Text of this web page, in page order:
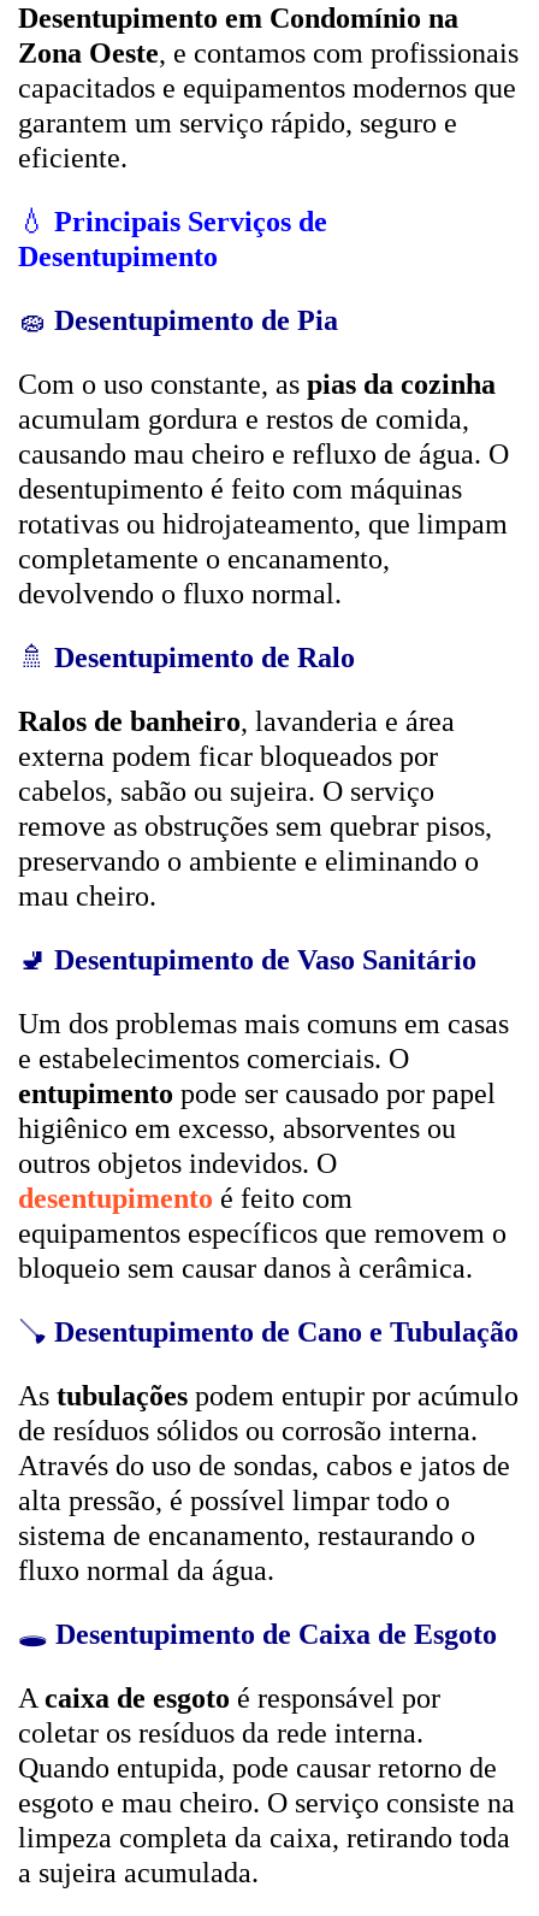
Desentupimento em Condomínio na
Zona Oeste, e contamos com profissionais
capacitados e equipamentos modernos que
garantem um serviço rápido, seguro e
eficiente.
💧 Principais Serviços de
Desentupimento
🧽 Desentupimento de Pia
Com o uso constante, as pias da cozinha
acumulam gordura e restos de comida,
causando mau cheiro e refluxo de água. O
desentupimento é feito com máquinas
rotativas ou hidrojateamento, que limpam
completamente o encanamento,
devolvendo o fluxo normal.
🚿 Desentupimento de Ralo
Ralos de banheiro, lavanderia e área
externa podem ficar bloqueados por
cabelos, sabão ou sujeira. O serviço
remove as obstruções sem quebrar pisos,
preservando o ambiente e eliminando o
mau cheiro.
🚽 Desentupimento de Vaso Sanitário
Um dos problemas mais comuns em casas
e estabelecimentos comerciais. O
entupimento pode ser causado por papel
higiênico em excesso, absorventes ou
outros objetos indevidos. O
desentupimento é feito com
equipamentos específicos que removem o
bloqueio sem causar danos à cerâmica.
🪠 Desentupimento de Cano e Tubulação
As tubulações podem entupir por acúmulo
de resíduos sólidos ou corrosão interna.
Através do uso de sondas, cabos e jatos de
alta pressão, é possível limpar todo o
sistema de encanamento, restaurando o
fluxo normal da água.
🕳️ Desentupimento de Caixa de Esgoto
A caixa de esgoto é responsável por
coletar os resíduos da rede interna.
Quando entupida, pode causar retorno de
esgoto e mau cheiro. O serviço consiste na
limpeza completa da caixa, retirando toda
a sujeira acumulada.